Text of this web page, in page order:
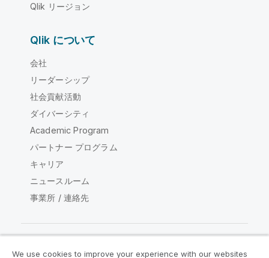
Qlik リージョン
Qlik について
会社
リーダーシップ
社会貢献活動
ダイバーシティ
Academic Program
パートナー プログラム
キャリア
ニュースルーム
事業所 / 連絡先
We use cookies to improve your experience with our websites